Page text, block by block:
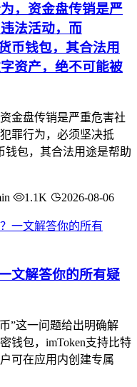
，资金盘传销是严
法活动，而
币钱包，其合法用
资产，绝不可能被
金盘传销是严重危害社
罪行为，必须坚决抵
钱包，其合法用途是帮助
1.1K 2026-08-06
文解答你的所有疑
”这一问题给出明确解
钱包，imToken支持比特
可在应用内创建专属